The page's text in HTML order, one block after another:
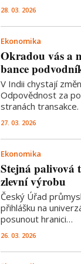
28. 03. 2026
Ekonomika
Okradou vás a
bance
V Indii chystají
Odpovědnost za
stranách transakce.
27. 03. 2026
Ekonomika
Stejná palivová
zlevní výrobu
Český Úřad
přihlášku na
posunout hranici…
26. 03. 2026